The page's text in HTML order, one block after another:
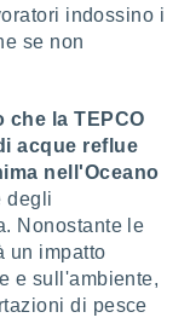
indossino i
se non
la TEPCO
acque reflue
nell'Oceano
degli
Nonostante le
un impatto
e sull'ambiente,
di pesce